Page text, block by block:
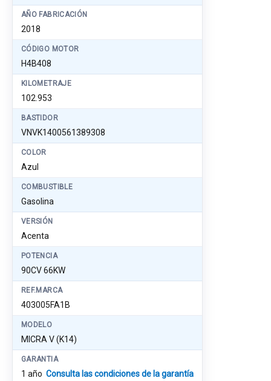
AÑO FABRICACIÓN
2018
CÓDIGO MOTOR
H4B408
KILOMETRAJE
102.953
BASTIDOR
VNVK1400561389308
COLOR
Azul
COMBUSTIBLE
Gasolina
VERSIÓN
Acenta
POTENCIA
90CV 66KW
REF.MARCA
403005FA1B
MODELO
MICRA V (K14)
GARANTIA
1 año Consulta las condiciones de la garantía